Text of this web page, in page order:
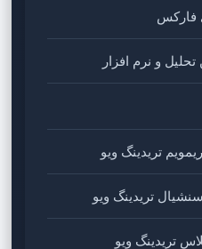
فارکس
و نرم افزار
تریدینگ ویو
تریدینگ ویو
تریدینگ ویو